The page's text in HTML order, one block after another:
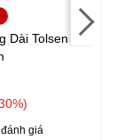
Dài Tolsen
giá